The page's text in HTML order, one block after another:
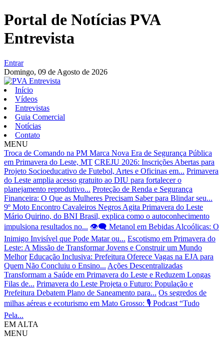
Portal de Notícias PVA
Entrevista
Entrar
Domingo, 09 de Agosto de 2026
Início
Vídeos
Entrevistas
Guia Comercial
Notícias
Contato
MENU
Troca de Comando na PM Marca Nova Era de Segurança Pública
em Primavera do Leste, MT CREJU 2026: Inscrições Abertas para
Projeto Socioeducativo de Futebol, Artes e Oficinas em... Primavera
do Leste amplia acesso gratuito ao DIU para fortalecer o
planejamento reprodutivo... Proteção de Renda e Segurança
Financeira: O Que as Mulheres Precisam Saber para Blindar seu...
9º Moto Encontro Cavaleiros Negros Agita Primavera do Leste
Mário Quirino, do BNI Brasil, explica como o autoconhecimento
impulsiona resultados no... 👁️‍🗨️ Metanol em Bebidas Alcoólicas: O
Inimigo Invisível que Pode Matar ou... Escotismo em Primavera do
Leste: A Missão de Transformar Jovens e Construir um Mundo
Melhor Educação Inclusiva: Prefeitura Oferece Vagas na EJA para
Quem Não Concluiu o Ensino... Ações Descentralizadas
Transformam a Saúde em Primavera do Leste e Reduzem Longas
Filas de... Primavera do Leste Projeta o Futuro: População e
Prefeitura Debatem Plano de Saneamento para... Os segredos de
milhas aéreas e ecoturismo em Mato Grosso: 🎙️ Podcast “Tudo
Pela...
EM ALTA
MENU